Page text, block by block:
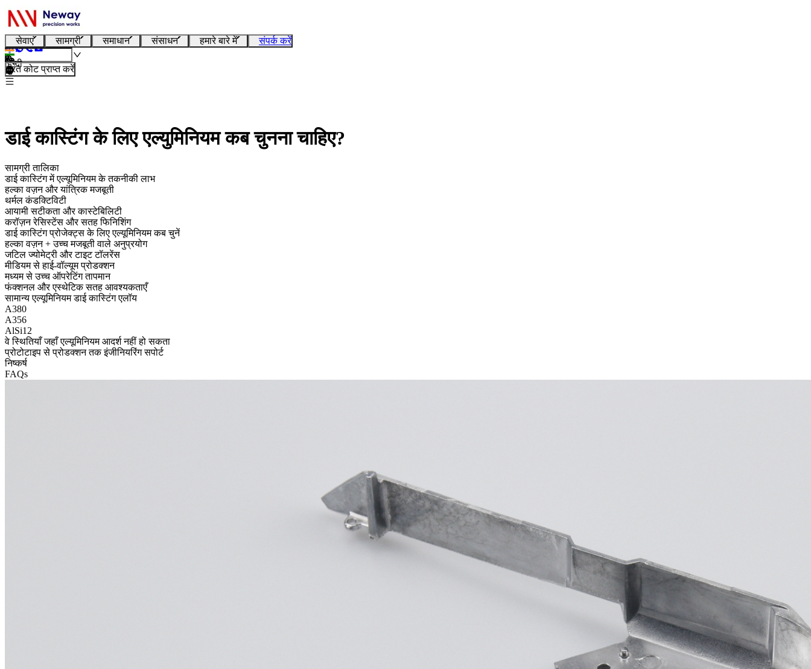
सेवाएं सामग्री समाधान संसाधन हमारे बारे में संपर्क करें
हिन्दी
तुरंत कोट प्राप्त करें
डाई कास्टिंग के लिए एल्युमिनियम कब चुनना चाहिए?
सामग्री तालिका
डाई कास्टिंग में एल्यूमिनियम के तकनीकी लाभ
हल्का वज़न और यांत्रिक मजबूती
थर्मल कंडक्टिविटी
आयामी सटीकता और कास्टेबिलिटी
करॉज़न रेसिस्टेंस और सतह फिनिशिंग
डाई कास्टिंग प्रोजेक्ट्स के लिए एल्यूमिनियम कब चुनें
हल्का वज़न + उच्च मजबूती वाले अनुप्रयोग
जटिल ज्योमेट्री और टाइट टॉलरेंस
मीडियम से हाई-वॉल्यूम प्रोडक्शन
मध्यम से उच्च ऑपरेटिंग तापमान
फंक्शनल और एस्थेटिक सतह आवश्यकताएँ
सामान्य एल्यूमिनियम डाई कास्टिंग एलॉय
A380
A356
AlSi12
वे स्थितियाँ जहाँ एल्यूमिनियम आदर्श नहीं हो सकता
प्रोटोटाइप से प्रोडक्शन तक इंजीनियरिंग सपोर्ट
निष्कर्ष
FAQs